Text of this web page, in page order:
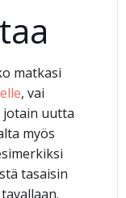
matkasi
, vai
jotain uutta
myös
tasaisin